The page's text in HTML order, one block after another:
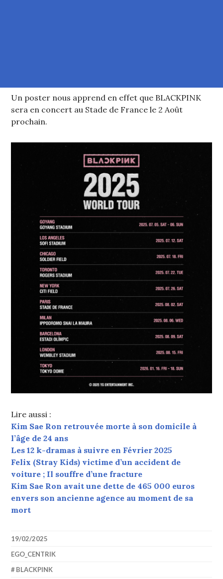
Un poster nous apprend en effet que BLACKPINK
sera en concert au Stade de France le 2 Août
prochain.
Lire aussi :
Kim Sae Ron retrouvée morte à son domicile à
l’âge de 24 ans
Les 12 k-dramas à suivre en Février 2025
Felix (Stray Kids) victime d’un accident de
voiture ; Il souffre d’une fracture
Kim Sae Ron avait une dette de 465 000 euros
envers son ancienne agence au moment de sa
mort
19/02/2025
EGO_CENTRIK
BLACKPINK